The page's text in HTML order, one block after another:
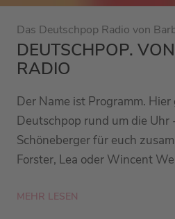
Das Deutschpop Radio von
DEUTSCHPOP.
RADIO
Der Name ist Programm.
Deutschpop rund um die Uhr
Schöneberger für euch
Forster, Lea oder Wincent
MEHR LESEN